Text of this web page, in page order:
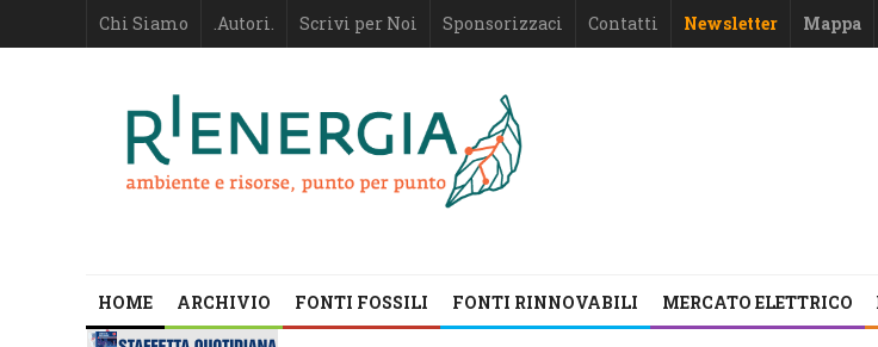
Chi Siamo .Autori. Scrivi per Noi Sponsorizzaci Contatti Newsletter Mappa
HOME ARCHIVIO FONTI FOSSILI FONTI RINNOVABILI MERCATO ELETTRICO